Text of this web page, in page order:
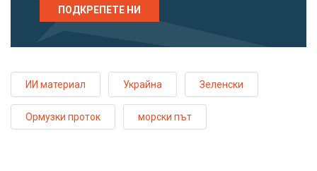
ПОДКРЕПЕТЕ НИ
ИИ материал Украйна Зеленски
Ормузки проток морски път